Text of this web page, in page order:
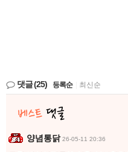
댓글(25) 등록순 최신순
양념통닭 26-05-11 20:36